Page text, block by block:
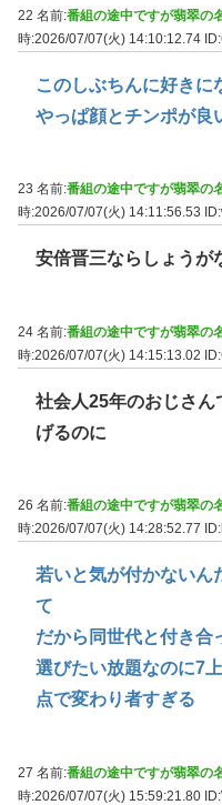
22 名前:番組の途中ですが翡翠の
時:2026/07/07(火) 14:10:12.74
このしぶちんに好きに
やっぱ顔とチンポが良
23 名前:番組の途中ですが翡翠の
時:2026/07/07(火) 14:11:56.53
安倍晋三ならしょうが
24 名前:番組の途中ですが翡翠の
時:2026/07/07(火) 14:15:13.02
社会人25年のおじさ
げるのに
26 名前:番組の途中ですが翡翠の
時:2026/07/07(火) 14:28:52.77
若いと気が付かないん
て
だから同世代と付き合
選びたい放題なのに7
点で変わり者すぎる
27 名前:番組の途中ですが翡翠の
時:2026/07/07(火) 15:59:21.80